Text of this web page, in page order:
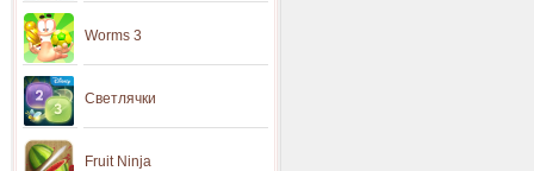
Worms 3
Светлячки
Fruit Ninja